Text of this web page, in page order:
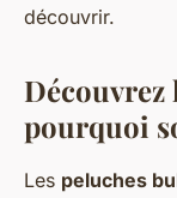
découvrir.
Découvrez
pourquoi
Les peluches